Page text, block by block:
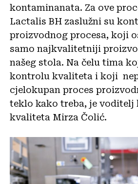
kontaminanata. Za ove
Lactalis BH zaslužni su
proizvodnog procesa, koji
samo najkvalitetniji
našeg stola. Na čelu tima
kontrolu kvaliteta i koji
cjelokupan proces
teklo kako treba, je voditelj
kvaliteta Mirza Čolić.